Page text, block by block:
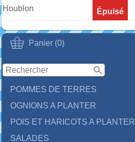
Panier (0)
POMMES DE TERRES
OGNIONS A PLANTER
POIS ET HARICOTS A PLANTER
SALADES
Houblon Épuisé